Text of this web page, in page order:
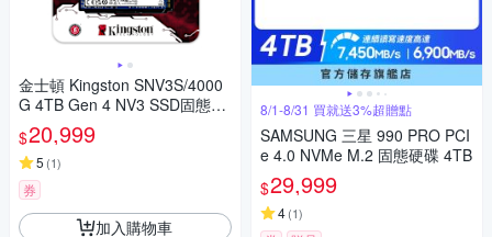
金士頓 Kingston SNV3S/4000
G 4TB Gen 4 NV3 SSD固態硬
碟
$20,999
5 (1)
券
加入購物車
8/1-8/31 買就送3%超贈點
SAMSUNG 三星 990 PRO PCI
e 4.0 NVMe M.2 固態硬碟 4TB
$29,999
4(1)